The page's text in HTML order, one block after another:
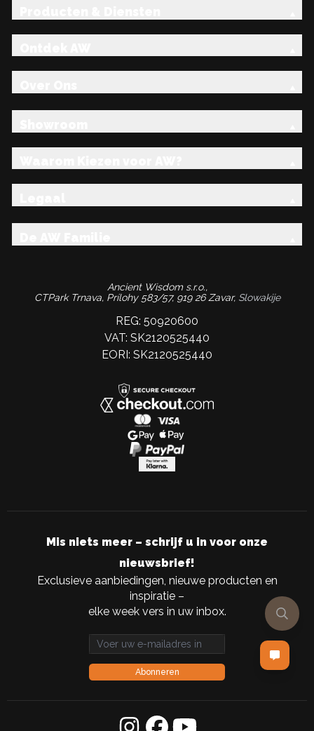
Ancient Wisdom s.r.o.,
CTPark Trnava, Prílohy 583/57, 919 26 Zavar, Slowakije
REG: 50920600
VAT: SK2120525440
EORI: SK2120525440
Mis niets meer – schrijf u in voor onze
nieuwsbrief!
Exclusieve aanbiedingen, nieuwe producten en
inspiratie –
elke week vers in uw inbox.
Email address
Abonneren